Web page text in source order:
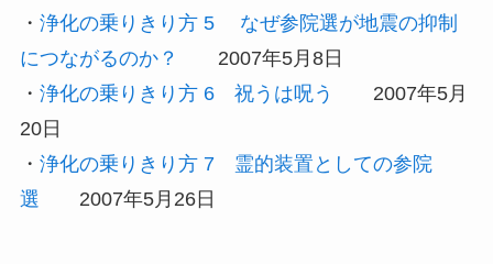
・ 浄化の乗りきり方 5 なぜ参院選が地震の抑制
につながるのか？
2007年5月8日
・ 浄化の乗りきり方 6 祝うは呪う
2007年5月
20日
・ 浄化の乗りきり方 7 霊的装置としての参院
選 2007年5月26日